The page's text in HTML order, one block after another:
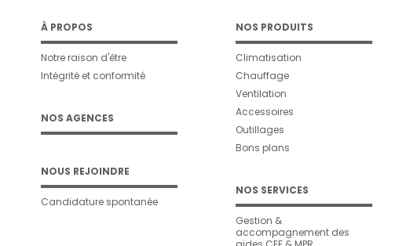
À PROPOS
Notre raison d'être
Intégrité et conformité
NOS AGENCES
NOUS REJOINDRE
Candidature spontanée
NOS PRODUITS
Climatisation
Chauffage
Ventilation
Accessoires
Outillages
Bons plans
NOS SERVICES
Gestion &
accompagnement des